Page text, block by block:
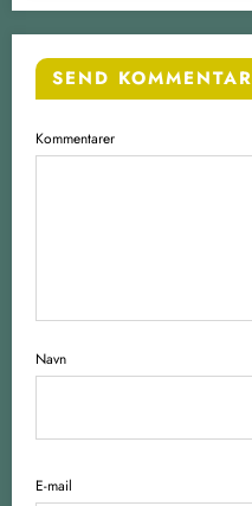
SEND KOMMENTAR
Kommentarer
Navn
E-mail